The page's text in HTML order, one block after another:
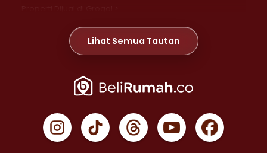
Properti Dijual di Meruya >
Properti Dijual di Jelambar >
Properti Dijual di Jakarta Pusat >
Properti Dijual di Gambir >
Properti Dijual di Johar Baru >
Lihat Semua Tautan